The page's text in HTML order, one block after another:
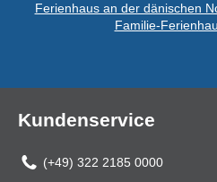
Ferienhaus an der dänischen
Familie-
Kundenservice
(+49) 322 2185 0000